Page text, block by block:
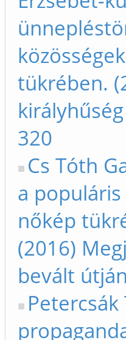
tükrében.
320
Cs Tóth
a
nőkép
(2016)
bevált